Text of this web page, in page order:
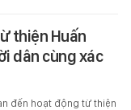
thiện Huấn
dân cùng xác
đến hoạt động từ thiện